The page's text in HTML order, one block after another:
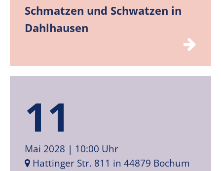
Schmatzen und Schwatzen in
Dahlhausen
11
Mai 2028 | 10:00 Uhr
Hattinger Str. 811 in 44879 Bochum